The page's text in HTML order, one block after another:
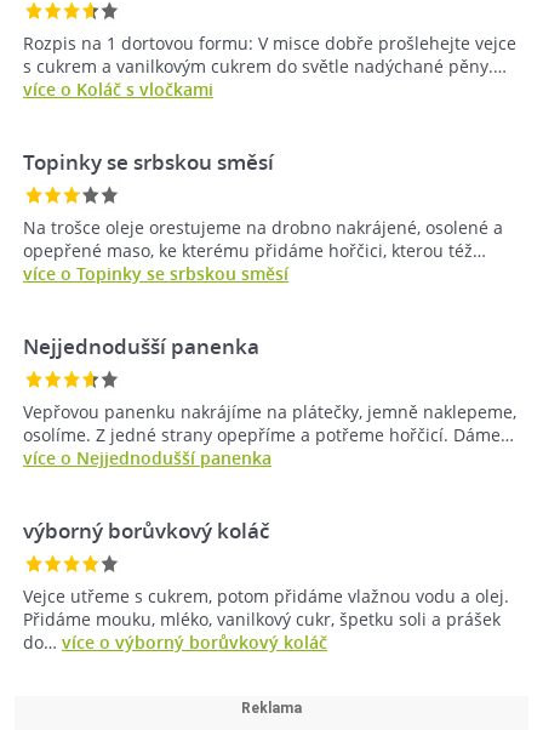
Rozpis na 1 dortovou formu: V misce dobře prošlehejte vejce
s cukrem a vanilkovým cukrem do světle nadýchané pěny.…
více o Koláč s vločkami
Topinky se srbskou směsí
Na trošce oleje orestujeme na drobno nakrájené, osolené a
opepřené maso, ke kterému přidáme hořčici, kterou též…
více o Topinky se srbskou směsí
Nejjednodušší panenka
Vepřovou panenku nakrájíme na plátečky, jemně naklepeme,
osolíme. Z jedné strany opepříme a potřeme hořčicí. Dáme…
více o Nejjednodušší panenka
výborný borůvkový koláč
Vejce utřeme s cukrem, potom přidáme vlažnou vodu a olej.
Přidáme mouku, mléko, vanilkový cukr, špetku soli a prášek
do… více o výborný borůvkový koláč